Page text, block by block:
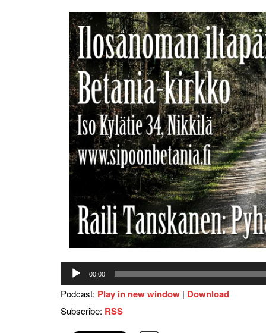
00:00
Podcast: Play in new window | Download
Subscribe: RSS